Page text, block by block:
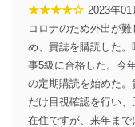
善し、常に最良の
苦情及び相談受付
貴殿の個人情報
ステムに関する
絡ください。
適切、かつ迅速
★★★★☆ 2023年01
コロナのため外出が
め、貴誌を購読した
事5級に合格した。今
の定期購読を始めた
だけ目視確認を行い
在住ですが、来年ま